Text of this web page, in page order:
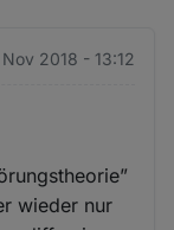
Nov 2018 - 13:12
wieder nur